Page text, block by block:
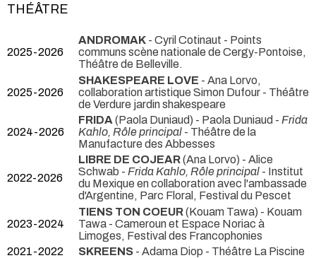
THÉÂTRE
2025-2026
ANDROMAK - Cyril Cotinaut - Points
communs scène nationale de Cergy-Pontoise,
Théâtre de Belleville.
2025-2026
SHAKESPEARE LOVE - Ana Lorvo,
collaboration artistique Simon Dufour - Théâtre
de Verdure jardin shakespeare
2024-2026
FRIDA (Paola Duniaud) - Paola Duniaud - Frida
Kahlo, Rôle principal - Théâtre de la
Manufacture des Abbesses
2022-2026
LIBRE DE COJEAR(Ana Lorvo) - Alice
Schwab - Frida Kahlo, Rôle principal - Institut
du Mexique en collaboration avec l'ambassade
d'Argentine, Parc Floral, Festival du Pescet
2023-2024
TIENS TON COEUR(Kouam Tawa) - Kouam
Tawa - Cameroun et Espace Noriac à
Limoges, Festival des Francophonies
2021-2022
SKREENS - Adama Diop - Théâtre La Piscine